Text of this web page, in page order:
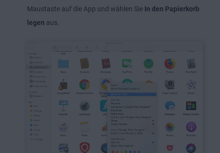
Maustaste auf die App und wählen Sie In den Papierkorb
legen aus.